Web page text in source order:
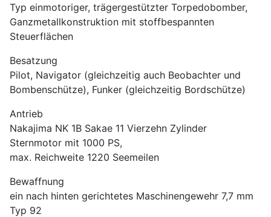
Typ einmotoriger, trägergestützter Torpedobomber,
Ganzmetallkonstruktion mit stoffbespannten
Steuerflächen
Besatzung
Pilot, Navigator (gleichzeitig auch Beobachter und
Bombenschütze), Funker (gleichzeitig Bordschütze)
Antrieb
Nakajima NK 1B Sakae 11 Vierzehn Zylinder
Sternmotor mit 1000 PS,
max. Reichweite 1220 Seemeilen
Bewaffnung
ein nach hinten gerichtetes Maschinengewehr 7,7 mm
Typ 92